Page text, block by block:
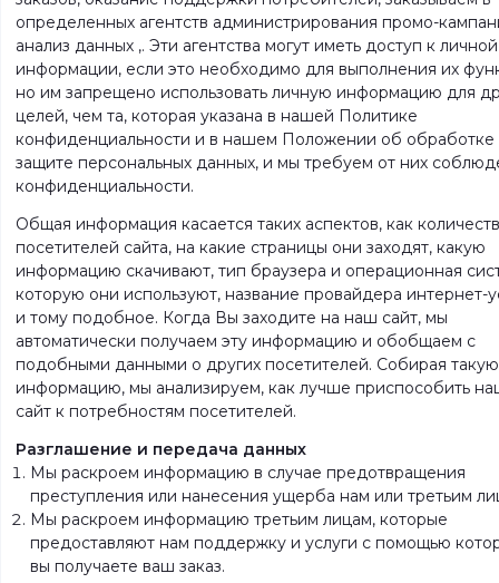
определенных агентств администрирования промо-
анализ данных ,. Эти агентства могут иметь доступ к личной
информации, если это необходимо для выполнения их
но им запрещено использовать личную информацию для
целей, чем та, которая указана в нашей Политике
конфиденциальности и в нашем Положении об обработке
защите персональных данных, и мы требуем от них
конфиденциальности.
Общая информация касается таких аспектов, как
посетителей сайта, на какие страницы они заходят, какую
информацию скачивают, тип браузера и операционная
которую они используют, название провайдера интернет-
и тому подобное. Когда Вы заходите на наш сайт, мы
автоматически получаем эту информацию и обобщаем с
подобными данными о других посетителей. Собирая
информацию, мы анализируем, как лучше приспособить
сайт к потребностям посетителей.
Разглашение и передача данных
Мы раскроем информацию в случае предотвращения
преступления или нанесения ущерба нам или третьим
Мы раскроем информацию третьим лицам, которые
предоставляют нам поддержку и услуги с помощью
вы получаете ваш заказ.